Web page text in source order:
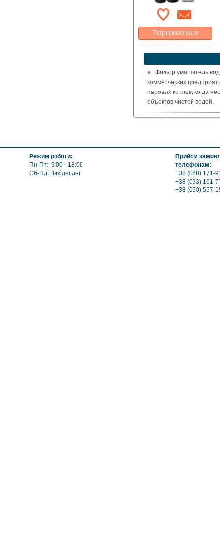
Торговаться
Какая цена Вас
устроит?
Указать цену
Фильтр умягчитель
коммерческих
паровых котлов, когда
объектов чистой водой.
Режим роботи:
Пн-Пт: 9:00 - 18:00
Сб-Нд: Вихідні дні
Прийом
телефонам:
+38 (068) 171-
+38 (093) 161-
+38 (050) 557-